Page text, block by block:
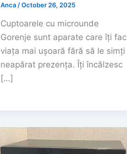
Anca /October 26, 2025
Cuptoarele cu microunde
Gorenje sunt aparate care îți fac
viața mai ușoară fără să le simți
neapărat prezența. Îți încălzesc
[…]